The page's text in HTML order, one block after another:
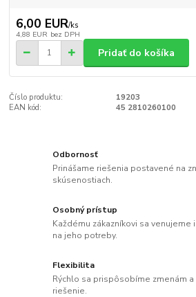
6,00 EUR/ks
4,88 EUR bez DPH
Pridať do košíka
Číslo produktu:
19203
EAN kód:
45 2810260100
Odbornosť
Prinášame riešenia postavené na
skúsenostiach.
Osobný prístup
Každému zákazníkovi sa
na jeho potreby.
Flexibilita
Rýchlo sa prispôsobíme zmenám
riešenie.